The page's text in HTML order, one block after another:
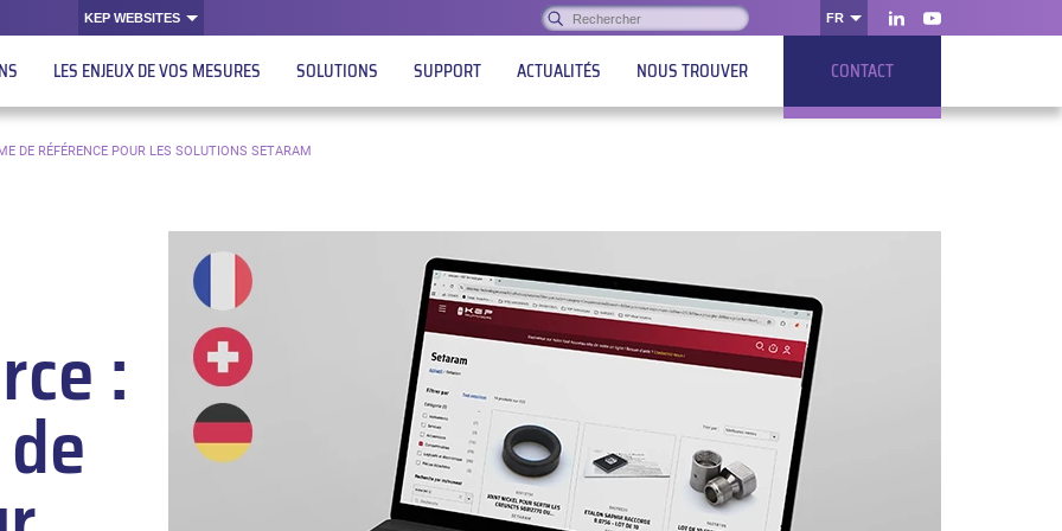
KEP WEBSITES Rechercher :
OK FR
LinkedInYoutube
LES ENJEUX DE VOS MESURES SOLUTIONS SUPPORT ACTUALITÉS NOUS TROUVER CONTACT
DE RÉFÉRENCE POUR LES SOLUTIONS SETARAM
: